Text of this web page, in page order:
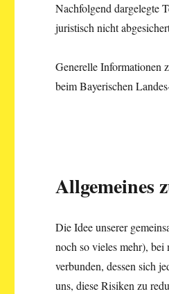
Nachfolgend dargelegte
juristisch nicht
Generelle Informationen
beim Bayerischen
Allgemeines
Die Idee unserer
noch so vieles mehr),
verbunden, dessen sich
uns, diese Risiken zu